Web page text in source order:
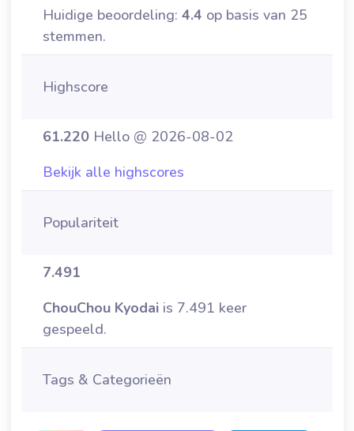
Huidige beoordeling: 4.4 op basis van 25
stemmen.
Highscore
61.220 Hello @ 2026-08-02
Bekijk alle highscores
Populariteit
7.491
ChouChou Kyodai is 7.491 keer
gespeeld.
Tags & Categorieën